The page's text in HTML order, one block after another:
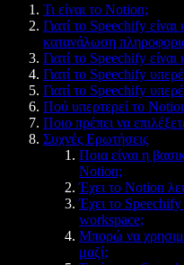
Τι είναι το Notion;
Γιατί το Speechify
κατανάλωση
Γιατί το Speechify
Γιατί το Speechify
Γιατί το Speechify
Πού υπερτερεί το
Ποιο πρέπει να
Συχνές Ερωτήσεις
Ποια είναι η
Notion;
Έχει το Notion
Έχει το Speechify
workspace;
Μπορώ να
μαζί;